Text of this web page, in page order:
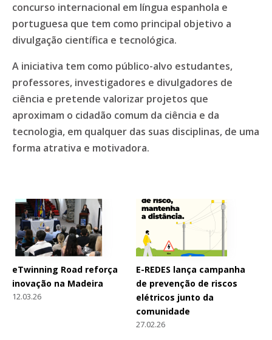
concurso internacional em língua espanhola e
portuguesa que tem como principal objetivo a
divulgação científica e tecnológica.
A iniciativa tem como público-alvo estudantes,
professores, investigadores e divulgadores de
ciência e pretende valorizar projetos que
aproximam o cidadão comum da ciência e da
tecnologia, em qualquer das suas disciplinas, de uma
forma atrativa e motivadora.
eTwinning Road reforça
inovação na Madeira
12.03.26
E-REDES lança campanha
de prevenção de riscos
elétricos junto da
comunidade
27.02.26